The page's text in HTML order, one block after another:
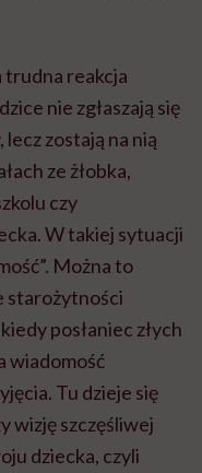
trudna reakcja
nie zgłaszają się
zostają na nią
ze żłobka,
czy
W takiej sytuacji
Można to
starożytności
posłaniec złych
wiadomość
Tu dzieje się
wizję szczęśliwej
dziecka, czyli